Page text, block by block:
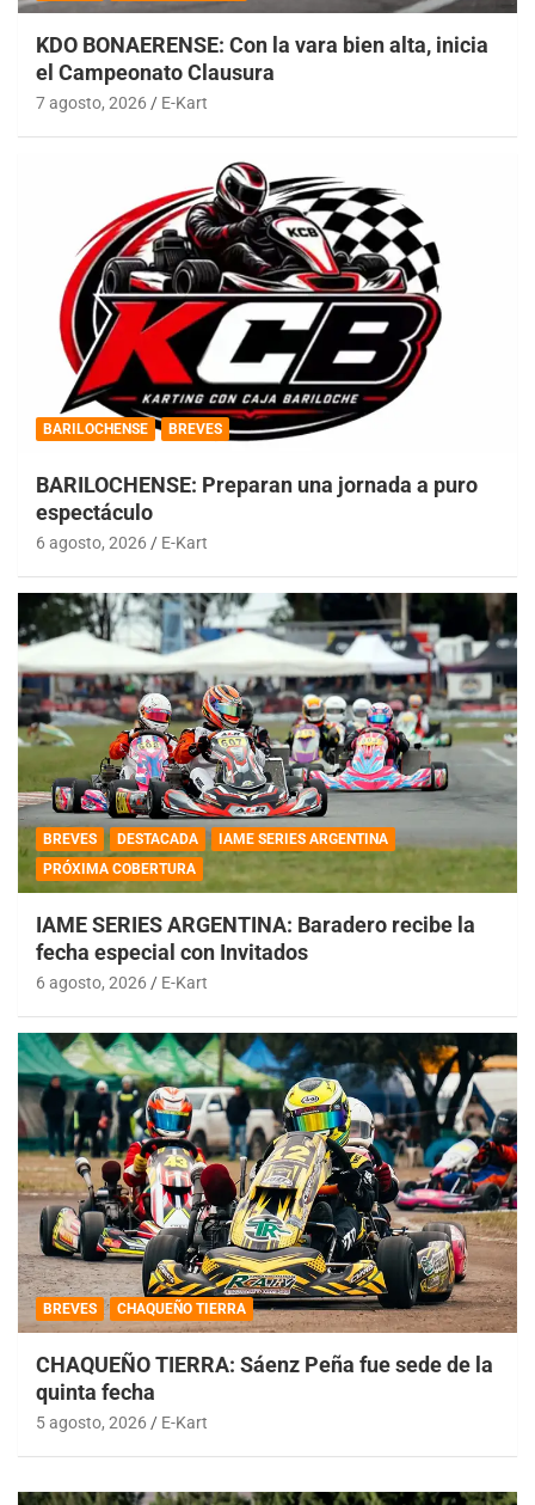
KDO BONAERENSE: Con la vara bien alta, inicia
el Campeonato Clausura
7 agosto, 2026 E-Kart
BARILOCHENSE BREVES
BARILOCHENSE: Preparan una jornada a puro
espectáculo
6 agosto, 2026 E-Kart
BREVES DESTACADA
IAME SERIES ARGENTINA
PRÓXIMA COBERTURA
IAME SERIES ARGENTINA: Baradero recibe la
fecha especial con Invitados
6 agosto, 2026 E-Kart
BREVES CHAQUEÑO TIERRA
CHAQUEÑO TIERRA: Sáenz Peña fue sede de la
quinta fecha
5 agosto, 2026 E-Kart